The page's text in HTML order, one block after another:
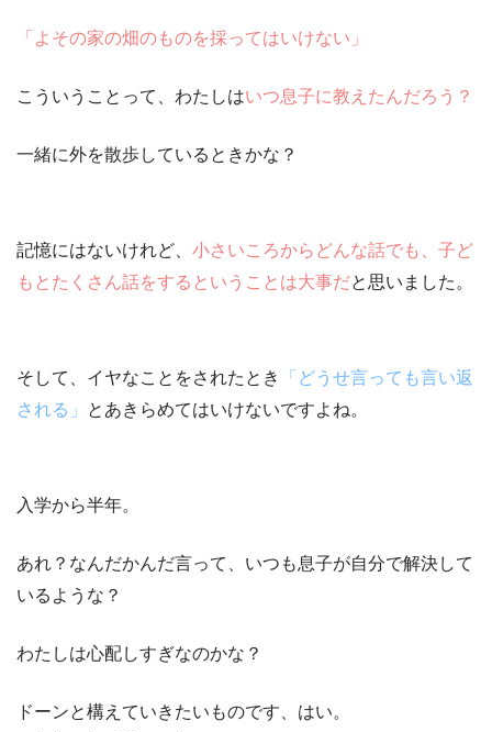
「よその家の畑のものを採ってはいけない」
こういうことって、わたしはいつ息子に教えたんだろう？
一緒に外を散歩しているときかな？
記憶にはないけれど、 小さいころからどんな話でも、子ど
もとたくさん話をするということは大事だと思いました。
そして、イヤなことをされたとき
「どうせ言っても言い返
される」
とあきらめてはいけないですよね。
入学から半年。
あれ？なんだかんだ言って、いつも息子が自分で解決して
いるような？
わたしは心配しすぎなのかな？
ドーンと構えていきたいものです、はい。